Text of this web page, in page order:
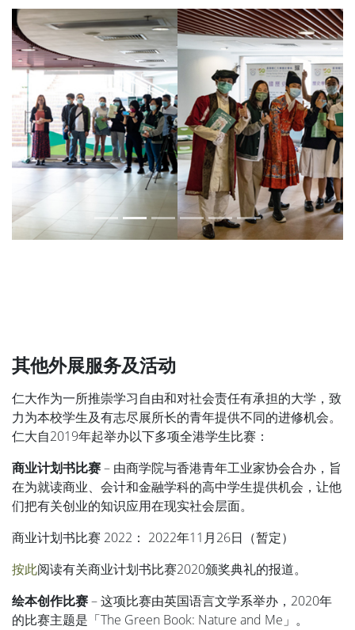
其他外展服务及活动
仁大作为一所推崇学习自由和对社会责任有承担的大学，致
力为本校学生及有志尽展所长的青年提供不同的进修机会。
仁大自2019年起举办以下多项全港学生比赛：
商业计划书比赛– 由商学院与香港青年工业家协会合办，旨
在为就读商业、会计和金融学科的高中学生提供机会，让他
们把有关创业的知识应用在现实社会层面。
商业计划书比赛 2022： 2022年11月26日（暂定）
按此阅读有关商业计划书比赛2020颁奖典礼的报道。
绘本创作比赛– 这项比赛由英国语言文学系举办，2020年
的比赛主题是「The Green Book: Nature and Me」。